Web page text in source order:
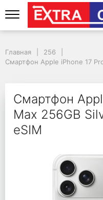
Главная
256
Смартфон Apple iPhone 17
Смартфон
Max 256GB
eSIM